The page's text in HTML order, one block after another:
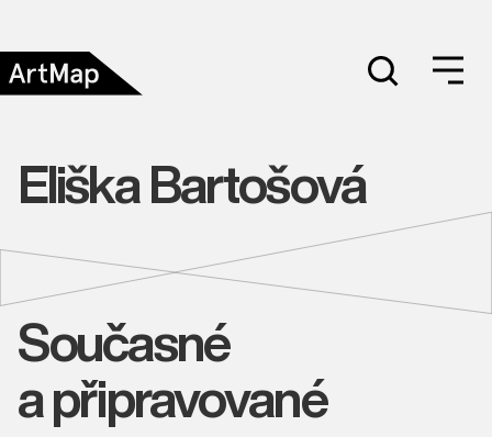
Eliška Bartošová
Současné
a připravované